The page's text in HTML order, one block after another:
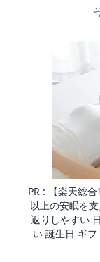
PR :
【楽天総
以上の安眠を
返りしやすい
い 誕生日 ギ